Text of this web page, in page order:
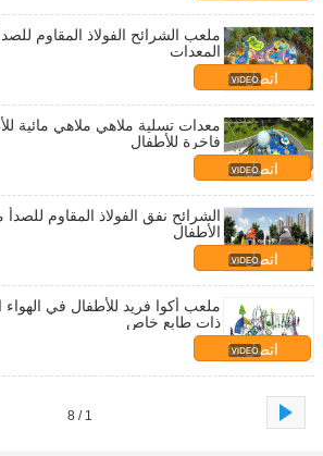
ملعب الشرائح الفولاذ المقاوم
المعدات
اتصل بنا
معدات تسلية ملاهي ملاهي مائية
فاخرة للأطفال
اتصل بنا
الشرائح نفق الفولاذ المقاوم
الأطفال
اتصل بنا
ملعب أكوا فريد للأطفال في
ذات طابع خاص
اتصل بنا
1 / 8